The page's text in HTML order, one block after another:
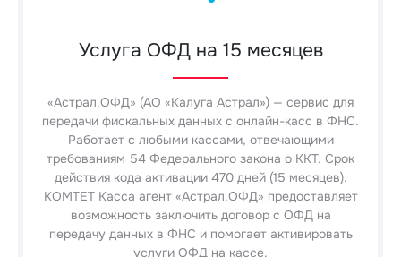
Услуга ОФД на 15 месяцев
«Астрал.ОФД» (АО «Калуга Астрал») — сервис для
передачи фискальных данных с онлайн-касс в ФНС.
Работает с любыми кассами, отвечающими
требованиям 54 Федерального закона о ККТ. Срок
действия кода активации 470 дней (15 месяцев).
КОМТЕТ Касса агент «Астрал.ОФД» предоставляет
возможность заключить договор с ОФД на
передачу данных в ФНС и помогает активировать
услуги ОФД на кассе.